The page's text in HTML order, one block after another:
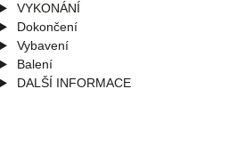
VYKONÁNÍ
Dokončení
Vybavení
Balení
DALŠÍ INFORMACE